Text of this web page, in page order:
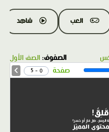
العب شاهد
الصفوف: الصف الأول
صفحة 0 - 5
قَلِقٌ!
الرسم، هل فاز أم خسر؟
المميّز